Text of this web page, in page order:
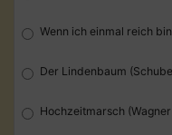
Wenn ich einmal reich bin
Der Lindenbaum
Hochzeitmarsch